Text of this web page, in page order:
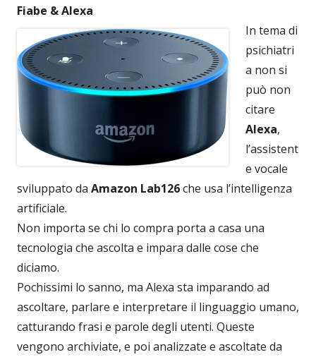
Fiabe & Alexa
In tema di
psichiatri
a non si
può non
citare
Alexa,
l’assistent
e vocale
sviluppato da Amazon Lab126che usa l’intelligenza
artificiale.
Non importa se chi lo compra porta a casa una
tecnologia che ascolta e impara dalle cose che
diciamo.
Pochissimi lo sanno, ma Alexa sta imparando ad
ascoltare, parlare e interpretare il linguaggio umano,
catturando frasi e parole degli utenti. Queste
vengono archiviate, e poi analizzate e ascoltate da